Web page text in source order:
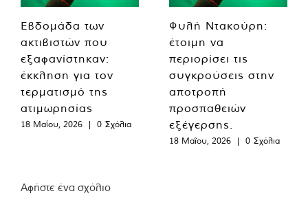
Εβδομάδα των
ακτιβιστών που
εξαφανίστηκαν:
έκκληση για τον
τερματισμό της
ατιμωρησίας
18 Μαΐου, 2026 | 0 Σχόλια
Φυλή Ντακούρη:
έτοιμη να
περιορίσει τις
συγκρούσεις στην
αποτροπή
προσπαθειών
εξέγερσης.
18 Μαΐου, 2026 | 0 Σχόλια
Αφήστε ένα σχόλιο